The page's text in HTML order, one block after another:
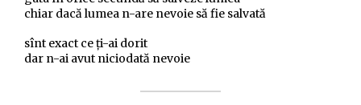
chiar dacă lumea n-are nevoie să fie salvată
sînt exact ce ți-ai dorit
dar n-ai avut niciodată nevoie